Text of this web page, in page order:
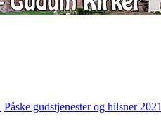
Påske gudstjenester og hilsner 2021